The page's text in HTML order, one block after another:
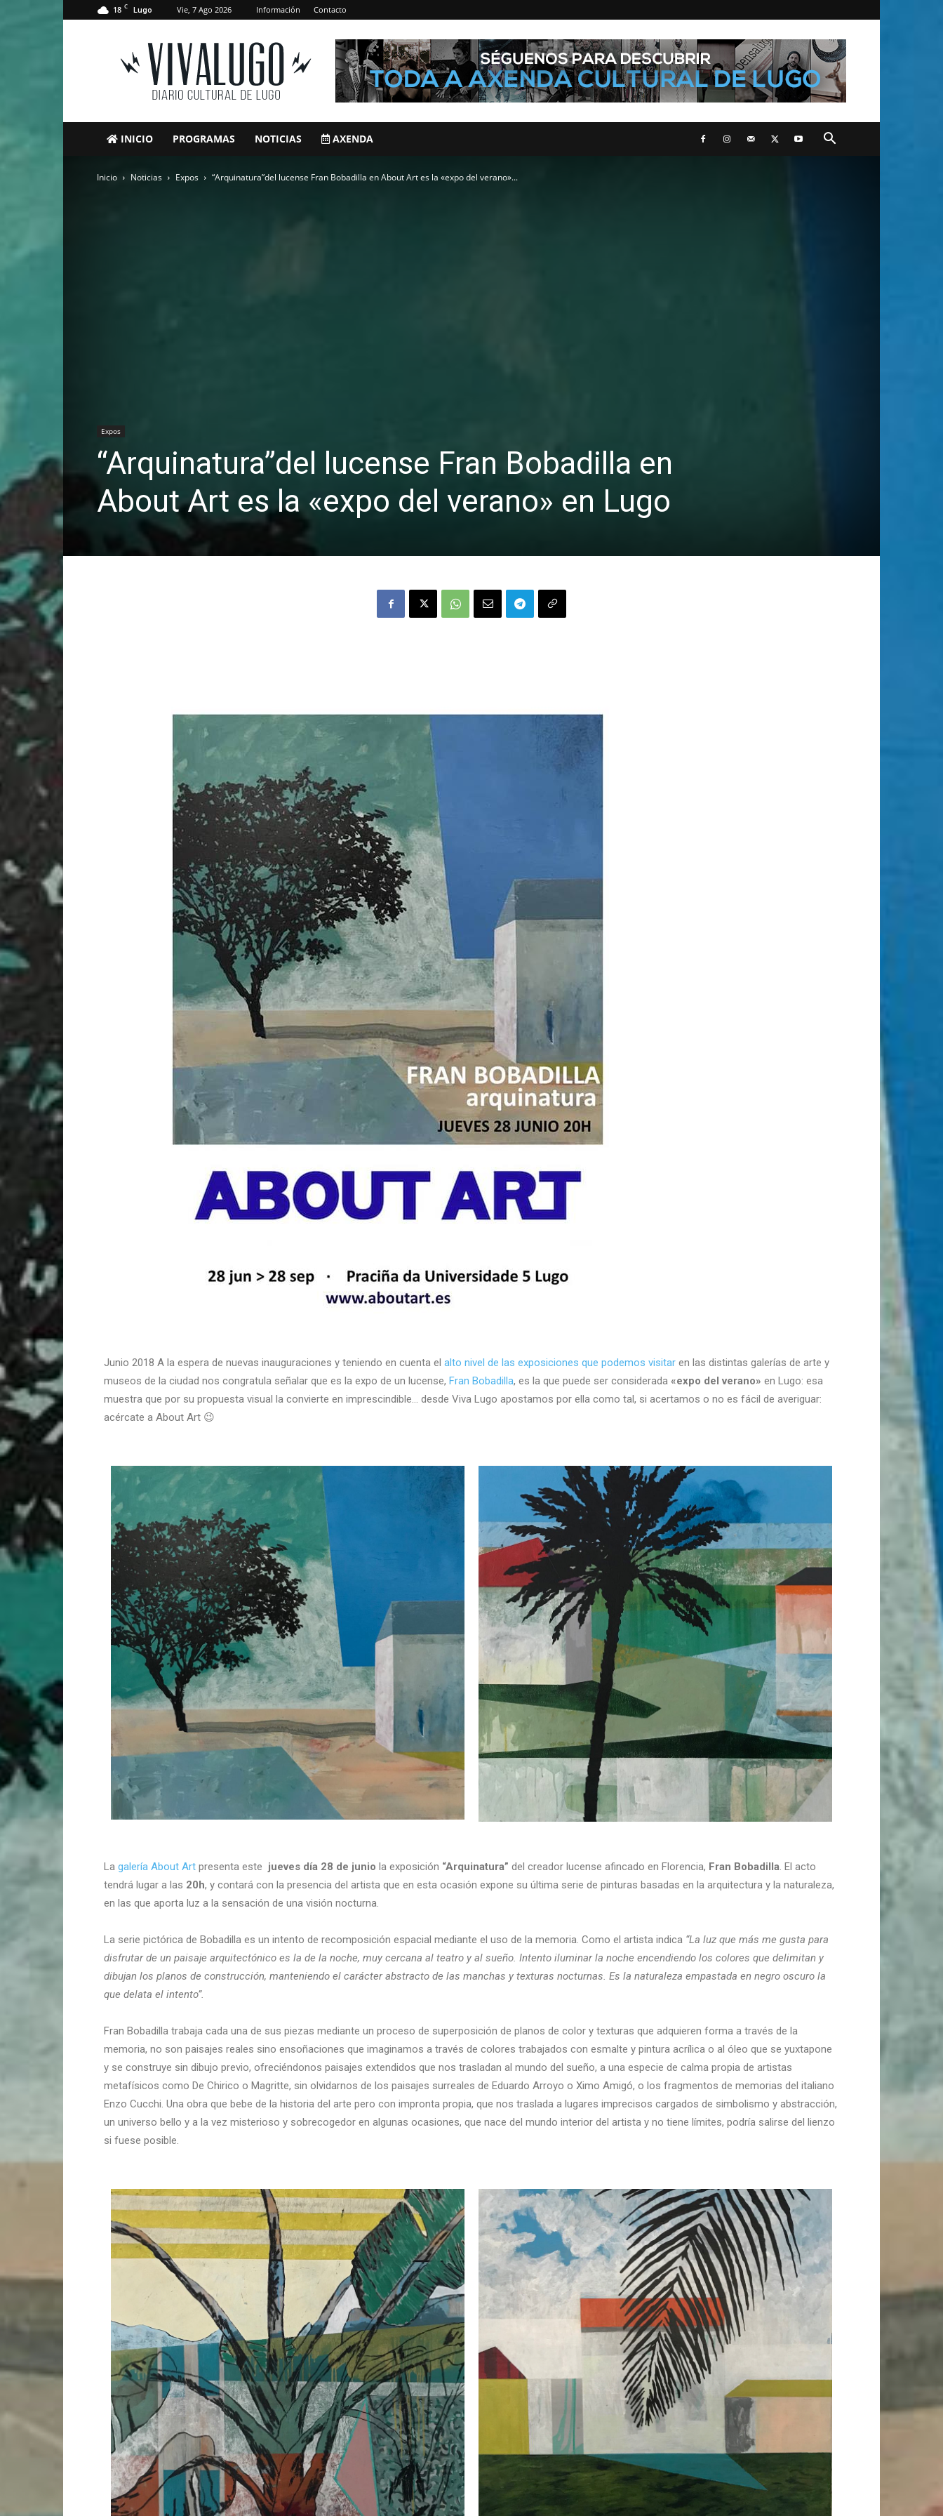
18 C Lugo Vie, 7 Ago 2026 Información Contacto
VivaLugo
INICIO PROGRAMAS NOTICIAS AXENDA
Inicio Noticias Expos “Arquinatura”del lucense Fran Bobadilla en About Art es la «expo del verano»...
Expos
“Arquinatura”del lucense Fran Bobadilla en
About Art es la «expo del verano» en Lugo
Junio 2018 A la espera de nuevas inauguraciones y teniendo en cuenta el alto nivel de las exposiciones que podemos visitar en las distintas galerías de arte y
museos de la ciudad nos congratula señalar que es la expo de un lucense, Fran Bobadilla, es la que puede ser considerada «expo del verano» en Lugo: esa
muestra que por su propuesta visual la convierte en imprescindible… desde Viva Lugo apostamos por ella como tal, si acertamos o no es fácil de averiguar:
acércate a About Art 😉
La galería About Art presenta este jueves día 28 de junio la exposición “Arquinatura” del creador lucense afincado en Florencia, Fran Bobadilla. El acto
tendrá lugar a las 20h, y contará con la presencia del artista que en esta ocasión expone su última serie de pinturas basadas en la arquitectura y la naturaleza,
en las que aporta luz a la sensación de una visión nocturna.
La serie pictórica de Bobadilla es un intento de recomposición espacial mediante el uso de la memoria. Como el artista indica “La luz que más me gusta para
disfrutar de un paisaje arquitectónico es la de la noche, muy cercana al teatro y al sueño. Intento iluminar la noche encendiendo los colores que delimitan y
dibujan los planos de construcción, manteniendo el carácter abstracto de las manchas y texturas nocturnas. Es la naturaleza empastada en negro oscuro la
que delata el intento”.
Fran Bobadilla trabaja cada una de sus piezas mediante un proceso de superposición de planos de color y texturas que adquieren forma a través de la
memoria, no son paisajes reales sino ensoñaciones que imaginamos a través de colores trabajados con esmalte y pintura acrílica o al óleo que se yuxtapone
y se construye sin dibujo previo, ofreciéndonos paisajes extendidos que nos trasladan al mundo del sueño, a una especie de calma propia de artistas
metafísicos como De Chirico o Magritte, sin olvidarnos de los paisajes surreales de Eduardo Arroyo o Ximo Amigó, o los fragmentos de memorias del italiano
Enzo Cucchi. Una obra que bebe de la historia del arte pero con impronta propia, que nos traslada a lugares imprecisos cargados de simbolismo y abstracción,
un universo bello y a la vez misterioso y sobrecogedor en algunas ocasiones, que nace del mundo interior del artista y no tiene límites, podría salirse del lienzo
si fuese posible.